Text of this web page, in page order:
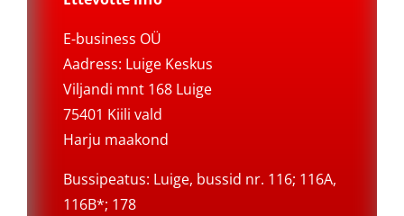
E-business OÜ
Aadress: Luige Keskus
Viljandi mnt 168 Luige
75401 Kiili vald
Harju maakond
Bussipeatus: Luige, bussid nr. 116; 116A,
116B*; 178